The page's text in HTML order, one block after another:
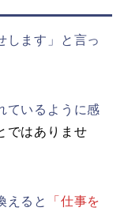
します」と言っ
ているように感
ではありませ
えると
「仕事を